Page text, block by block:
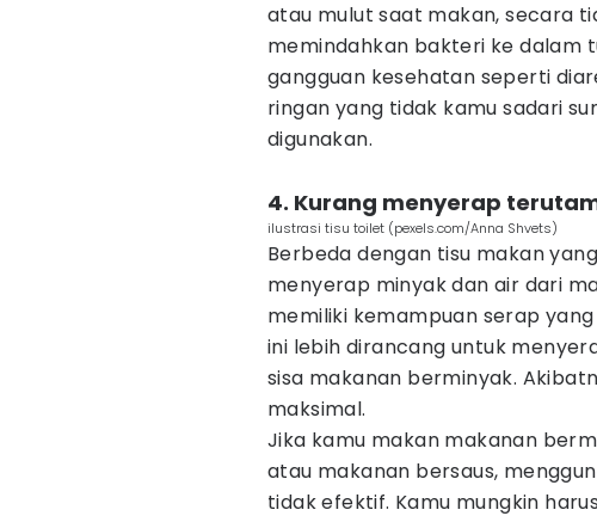
atau mulut saat makan, secara
memindahkan bakteri ke dalam
gangguan kesehatan seperti
ringan yang tidak kamu sadari
digunakan.
4. Kurang menyerap
ilustrasi tisu toilet (pexels.com/Anna Shvets)
Berbeda dengan tisu makan
menyerap minyak dan air dari
memiliki kemampuan serap
ini lebih dirancang untuk
sisa makanan berminyak.
maksimal.
Jika kamu makan makanan
atau makanan bersaus,
tidak efektif. Kamu mungkin